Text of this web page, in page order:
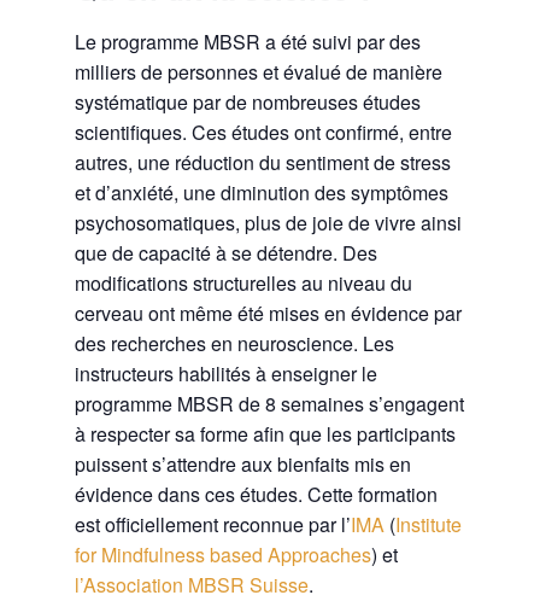
Le programme MBSR a été suivi par des
milliers de personnes et évalué de manière
systématique par de nombreuses études
scientifiques. Ces études ont confirmé, entre
autres, une réduction du sentiment de stress
et d’anxiété, une diminution des symptômes
psychosomatiques, plus de joie de vivre ainsi
que de capacité à se détendre. Des
modifications structurelles au niveau du
cerveau ont même été mises en évidence par
des recherches en neuroscience. Les
instructeurs habilités à enseigner le
programme MBSR de 8 semaines s’engagent
à respecter sa forme afin que les participants
puissent s’attendre aux bienfaits mis en
évidence dans ces études. Cette formation
est officiellement reconnue par l’IMA (Institute
for Mindfulness based Approaches) et
l’Association MBSR Suisse.